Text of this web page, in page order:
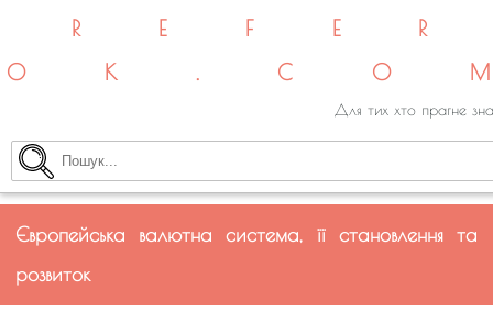
Для тих хто прагне
Європейська валютна система, її становлення та
розвиток